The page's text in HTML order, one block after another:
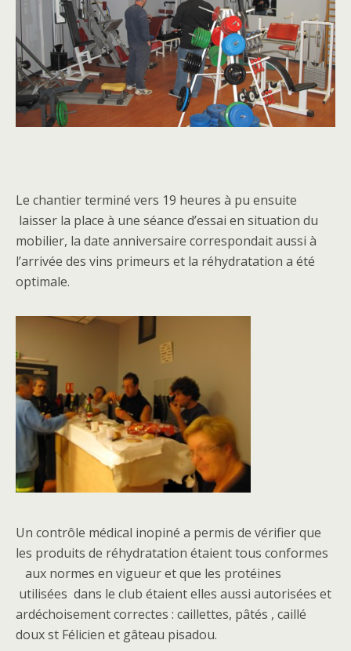
Le chantier terminé vers 19 heures à pu ensuite
laisser la place à une séance d’essai en situation du
mobilier, la date anniversaire correspondait aussi à
l’arrivée des vins primeurs et la réhydratation a été
optimale.
Un contrôle médical inopiné a permis de vérifier que
les produits de réhydratation étaient tous conformes
aux normes en vigueur et que les protéines
utilisées dans le club étaient elles aussi autorisées et
ardéchoisement correctes : caillettes, pâtés , caillé
doux st Félicien et gâteau pisadou.